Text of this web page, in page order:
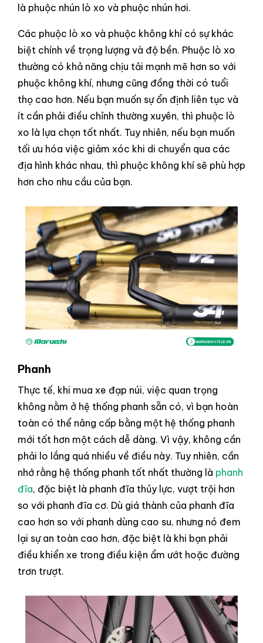
là phuộc nhún lò xo và phuộc nhún hơi.
Các phuộc lò xo và phuộc không khí có sự khác
biệt chính về trọng lượng và độ bền. Phuộc lò xo
thường có khả năng chịu tải mạnh mẽ hơn so với
phuộc không khí, nhưng cũng đồng thời có tuổi
thọ cao hơn. Nếu bạn muốn sự ổn định liên tục và
ít cần phải điều chỉnh thường xuyên, thì phuộc lò
xo là lựa chọn tốt nhất. Tuy nhiên, nếu bạn muốn
tối ưu hóa việc giảm xóc khi di chuyển qua các
địa hình khác nhau, thì phuộc không khí sẽ phù hợp
hơn cho nhu cầu của bạn.
Phanh
Thực tế, khi mua xe đạp núi, việc quan trọng
không nằm ở hệ thống phanh sẵn có, vì bạn hoàn
toàn có thể nâng cấp bằng một hệ thống phanh
mới tốt hơn một cách dễ dàng. Vì vậy, không cần
phải lo lắng quá nhiều về điều này. Tuy nhiên, cần
nhớ rằng hệ thống phanh tốt nhất thường là phanh
đĩa, đặc biệt là phanh đĩa thủy lực, vượt trội hơn
so với phanh đĩa cơ. Dù giá thành của phanh đĩa
cao hơn so với phanh dùng cao su, nhưng nó đem
lại sự an toàn cao hơn, đặc biệt là khi bạn phải
điều khiển xe trong điều kiện ẩm ướt hoặc đường
trơn trượt.